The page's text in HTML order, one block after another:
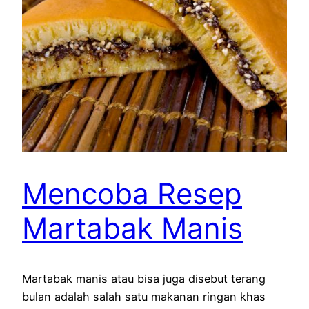
Mencoba Resep
Martabak Manis
Martabak manis atau bisa juga disebut terang
bulan adalah salah satu makanan ringan khas